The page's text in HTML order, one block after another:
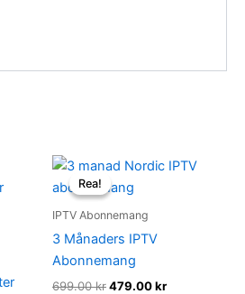
kr.
Rea!
Rea!
IPTV Abonnemang
3 Månaders IPTV
Abonnemang
699.00kr
Det
ursprungliga
priset
699.00 kr.
479.00kr
Det